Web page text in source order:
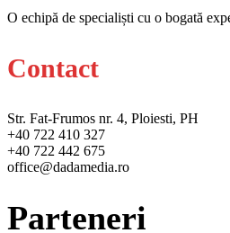
O echipă de specialiști cu o bogată
Contact
Str. Fat-Frumos nr. 4, Ploiesti, PH
+40 722 410 327
+40 722 442 675
office@dadamedia.ro
Parteneri